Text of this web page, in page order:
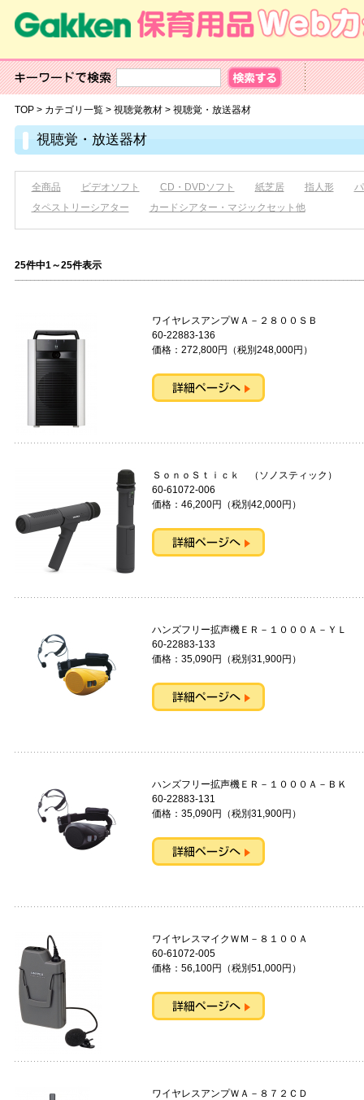
TOP> カテゴリ一覧> 視聴覚教材> 視聴覚・放送器材
視聴覚・放送器材
全商品 ビデオソフト CD・DVDソフト 紙芝居 指人形
タペストリーシアター
カードシアター・マジックセット他
25件中1～25件表示
ワイヤレスアンプＷＡ－２８００
60-22883-136
価格：272,800円（税別248,000円）
ＳｏｎｏＳｔｉｃｋ （ソノスティッ
60-61072-006
価格：46,200円（税別42,000円）
ハンズフリー拡声機ＥＲ－１０００Ａ
60-22883-133
価格：35,090円（税別31,900円）
ハンズフリー拡声機ＥＲ－１０００Ａ
60-22883-131
価格：35,090円（税別31,900円）
ワイヤレスマイクＷＭ－８１０
60-61072-005
価格：56,100円（税別51,000円）
ワイヤレスアンプＷＡ－８７２